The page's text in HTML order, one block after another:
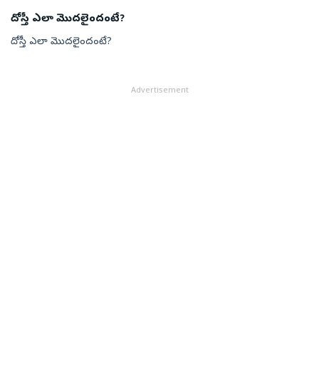
దోస్తీ ఎలా మొదలైందంటే?
దోస్తీ ఎలా మొదలైందంటే?
Advertisement